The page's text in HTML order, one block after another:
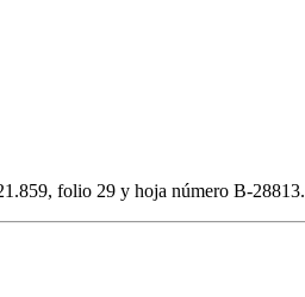
folio 29 y hoja número B-28813.